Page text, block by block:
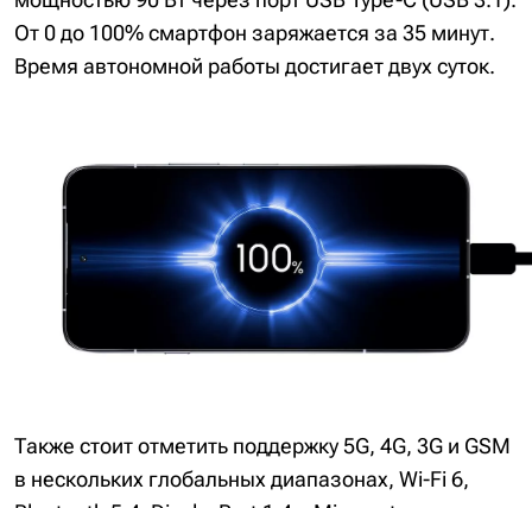
От 0 до 100% смартфон заряжается за 35 минут.
Время автономной работы достигает двух суток.
Также стоит отметить поддержку 5G, 4G, 3G и GSM
в нескольких глобальных диапазонах, Wi-Fi 6,